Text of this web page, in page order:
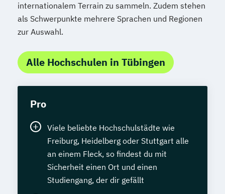
internationalem Terrain zu sammeln. Zudem stehen
als Schwerpunkte mehrere Sprachen und Regionen
zur Auswahl.
Alle Hochschulen in Tübingen
Pro
Viele beliebte Hochschulstädte wie
Freiburg, Heidelberg oder Stuttgart alle
an einem Fleck, so findest du mit
Sicherheit einen Ort und einen
Studiengang, der dir gefällt